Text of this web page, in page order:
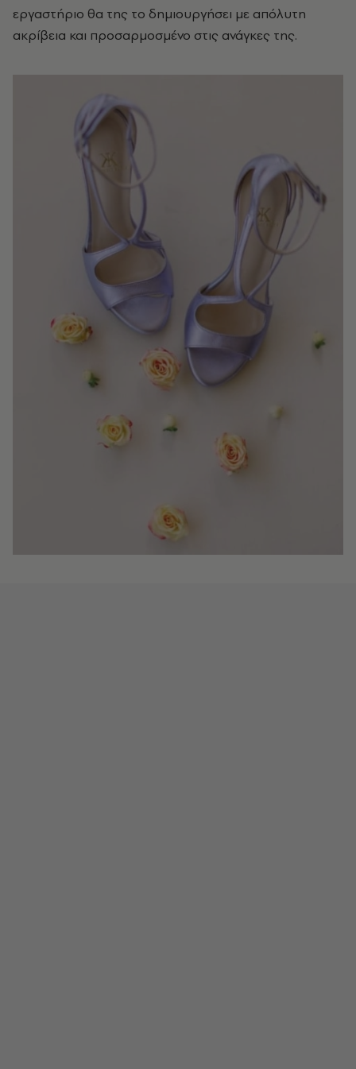
εργαστήριο θα της το δημιουργήσει με απόλυτη
ακρίβεια και προσαρμοσμένο στις ανάγκες της.